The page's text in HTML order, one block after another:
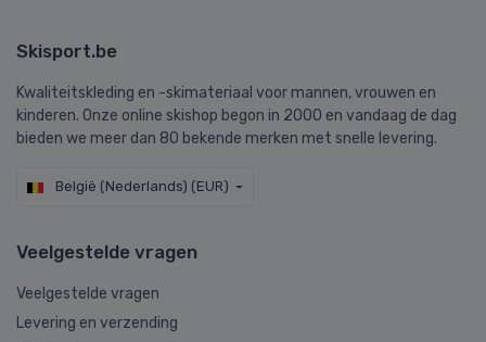
Skisport.be
Kwaliteitskleding en -skimateriaal voor mannen, vrouwen en
kinderen. Onze online skishop begon in 2000 en vandaag de dag
bieden we meer dan 80 bekende merken met snelle levering.
België (Nederlands) (EUR)
Veelgestelde vragen
Veelgestelde vragen
Levering en verzending